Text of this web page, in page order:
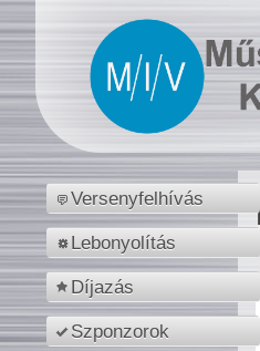
Versenyfelhívás
Lebonyolítás
Díjazás
Szponzorok